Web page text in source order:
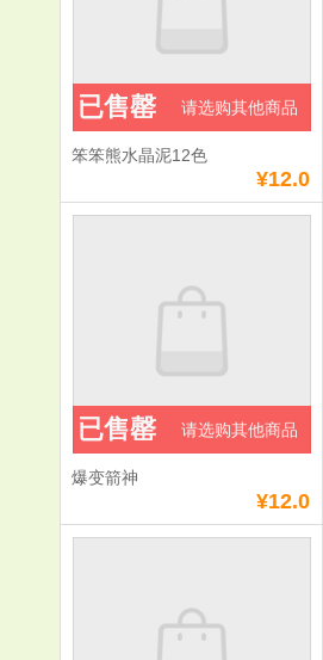
笨笨熊水晶泥12色
¥12.0
已售罄 请选购其他商品
爆变箭神
¥12.0
已售罄 请选购其他商品